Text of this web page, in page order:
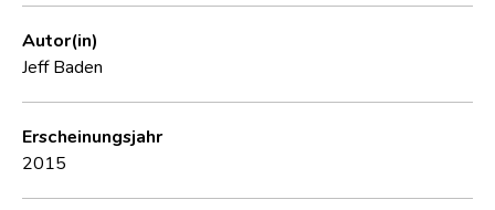
Autor(in)
Jeff Baden
Erscheinungsjahr
2015